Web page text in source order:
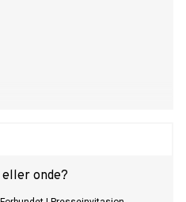
onde?